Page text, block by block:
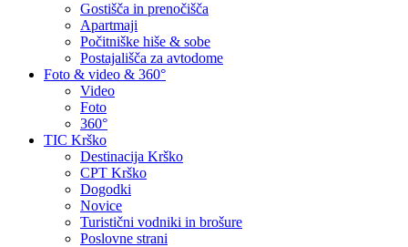
Gostišča in prenočišča
Apartmaji
Počitniške hiše & sobe
Postajališča za avtodome
Foto & video & 360°
Video
Foto
360°
TIC Krško
Destinacija Krško
CPT Krško
Dogodki
Novice
Turistični vodniki in brošure
Poslovne strani